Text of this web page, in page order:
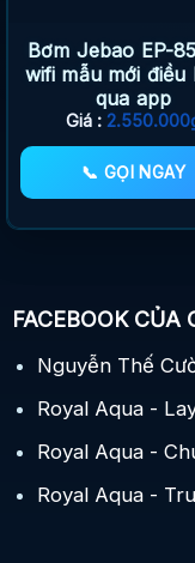
Bơm Jebao EP-
wifi mẫu mới điều
qua app
Giá : 2.550.000
📞 GỌI NGAY
FACEBOOK CỦA
Nguyễn Thế
Royal Aqua -
Royal Aqua -
Royal Aqua -